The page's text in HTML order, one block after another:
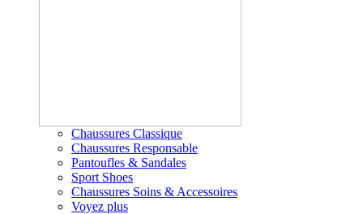
Chaussures Classique
Chaussures Responsable
Pantoufles & Sandales
Sport Shoes
Chaussures Soins & Accessoires
Voyez plus